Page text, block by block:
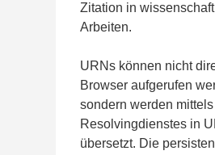
Zitation in
Arbeiten.
URNs können nicht
Browser aufgerufen
sondern werden
Resolvingdienstes in
übersetzt. Die